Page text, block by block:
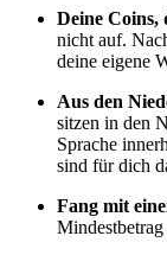
Deine Coins,
nicht auf.
deine eigene
Aus den
sitzen in den
Sprache
sind für dich
Fang mit